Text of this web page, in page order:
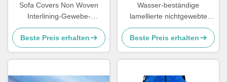
Sofa Covers Non Woven
Interlining-Gewebe-
hydrophobes
lamelliert/Gewebe nicht
beschichtend
Beste Preis erhalten
Wasser-beständige
lamellierte nichtgewebte
Gewebe-Rohstoff-starke
Stärke für medizinische
Verwendung
Beste Preis erhalten